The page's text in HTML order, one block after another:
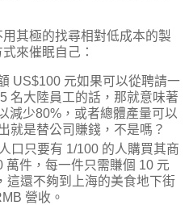
其極的找尋相對低成本的製
來催眠自己：
US$100 元如果可以從聘請一
名大陸員工的話，那就意味著
減少80%，或者總體產量可以
就是替公司賺錢，不是嗎？
口只要有 1/100 的人購買其商
萬件，每一件只需賺個 10 元
這還不夠到上海的美食地下街
營收。